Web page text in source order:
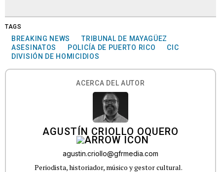
TAGS
BREAKING NEWS
TRIBUNAL DE MAYAGÜEZ
ASESINATOS
POLICÍA DE PUERTO RICO
CIC
DIVISIÓN DE HOMICIDIOS
ACERCA DEL AUTOR
AGUSTÍN CRIOLLO OQUERO
agustin.criollo@gfrmedia.com
Periodista, historiador, músico y gestor cultural.